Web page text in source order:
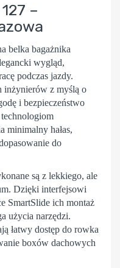
–
belka bagażnika
wygląd,
podczas jazdy.
inżynierów z myślą o
i bezpieczeństwo
minimalny hałas,
do
są z lekkiego, ale
Dzięki interfejsowi
SmartSlide ich montaż
użycia narzędzi.
łatwy dostęp do rowka
boxów dachowych